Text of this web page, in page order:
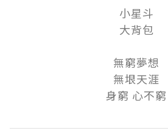
小星斗
大背包
無窮夢想
無垠天涯
身窮 心不窮